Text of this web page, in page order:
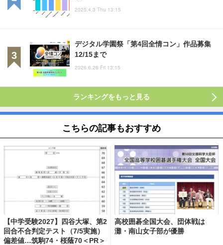
2025.4.3 Thu 13:15
デジタル学園祭「第4回全情コン」作品募集
12/15まで
2026.6.26 Fri 13:15
ランキングをもっと見る
こちらの記事もおすすめ
【中学受験2027】四谷大塚、第2
回合不合判定テスト（7/5実施）
偏差値…筑駒74・桜蔭70＜PR＞
高校囲碁全国大会、団体戦は
灘・南山女子部が優勝